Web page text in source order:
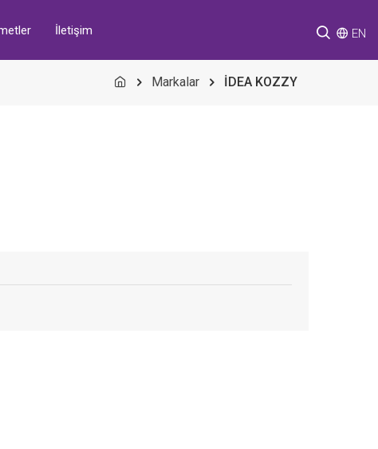
İletişim EN
Markalar İDEA KOZZY